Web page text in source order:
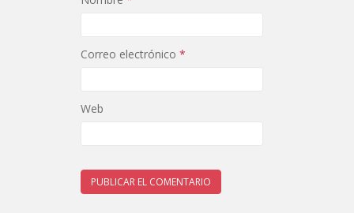
Correo electrónico *
Web